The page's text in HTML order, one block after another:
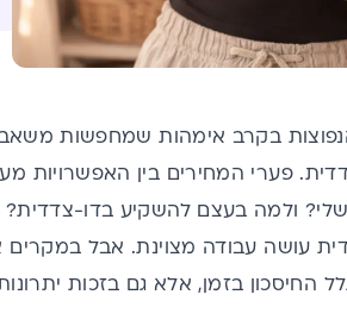
בקרב אימהות שמחפשות
פערי המחירים בין האפשרויות
ולמה בעצם להשקיע בדו-
עושה עבודה מצוינת. אבל במקרים
החיסכון בזמן, אלא גם בזכות